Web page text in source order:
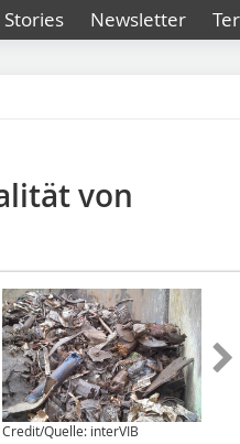
Newsletter
von
Credit/Quelle: interVIB